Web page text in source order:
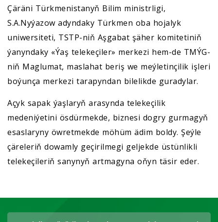
Çäräni Türkmenistanyň Bilim ministrligi,
S.A.Nyýazow adyndaky Türkmen oba hojalyk
uniwersiteti, TSTP-niň Aşgabat şäher komitetiniň
ýanyndaky «Ýaş telekeçiler» merkezi hem-de TMÝG-
niň Maglumat, maslahat beriş we meýletinçilik işleri
boýunça merkezi tarapyndan bilelikde guradylar.
Açyk sapak ýaşlaryň arasynda telekeçilik
medeniýetini ösdürmekde, biznesi dogry gurmagyň
esaslaryny öwretmekde möhüm ädim boldy. Şeýle
çäreleriň dowamly geçirilmegi geljekde üstünlikli
telekeçileriň sanynyň artmagyna oňyn täsir eder.